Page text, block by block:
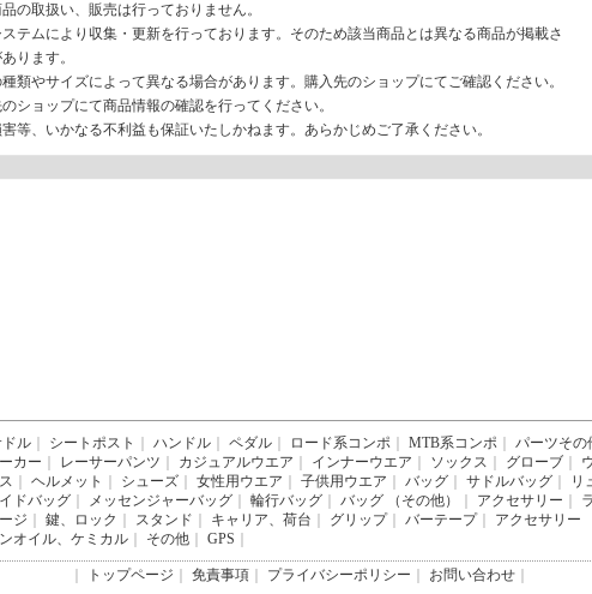
の取扱い、販売は行っておりません。
テムにより収集・更新を行っております。そのため該当商品とは異なる商品が掲載さ
ります。
類やサイズによって異なる場合があります。購入先のショップにてご確認ください。
ショップにて商品情報の確認を行ってください。
等、いかなる不利益も保証いたしかねます。あらかじめご了承ください。
ル シートポスト ハンドル ペダル ロード系コンポ MTB系コンポ パーツその
カー レーサーパンツ カジュアルウエア インナーウエア ソックス グローブ
ヘルメット シューズ 女性用ウエア 子供用ウエア バッグ サドルバッグ リ
ドバッグ メッセンジャーバッグ 輪行バッグ バッグ （その他） アクセサリー
ジ 鍵、ロック スタンド キャリア、荷台 グリップ｜ バーテープ｜ アクセサリー
オイル、ケミカル その他 GPS
トップページ 免責事項 プライバシーポリシー お問い合わせ